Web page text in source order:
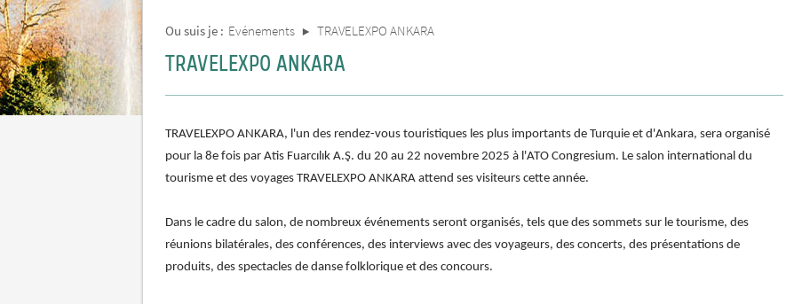
Ou suis je : Evénements TRAVELEXPO ANKARA
TRAVELEXPO ANKARA
TRAVELEXPO ANKARA, l'un des rendez-vous touristiques les plus importants de Turquie et d'Ankara, sera organisé
pour la 8e fois par Atis Fuarcılık A.Ş. du 20 au 22 novembre 2025 à l'ATO Congresium. Le salon international du
tourisme et des voyages TRAVELEXPO ANKARA attend ses visiteurs cette année.
Dans le cadre du salon, de nombreux événements seront organisés, tels que des sommets sur le tourisme, des
réunions bilatérales, des conférences, des interviews avec des voyageurs, des concerts, des présentations de
produits, des spectacles de danse folklorique et des concours.